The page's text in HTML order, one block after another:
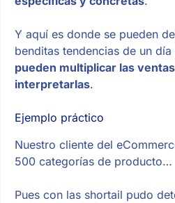
Y aquí es donde se pueden
benditas tendencias de un
pueden multiplicar las
interpretarlas.
Ejemplo práctico
Nuestro cliente del
500 categorías de producto…
Pues con las shortail pudo